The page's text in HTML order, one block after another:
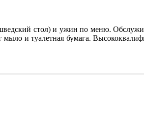
стол) и ужин по меню.
мыло и туалетная бумага.